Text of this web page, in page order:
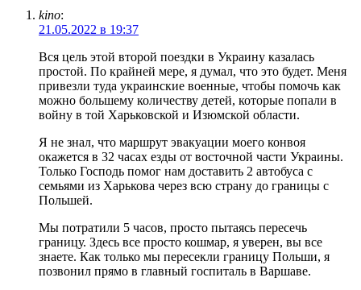
kino:
21.05.2022 в 19:37
Вся цель этой второй поездки в Украину казалась
простой. По крайней мере, я думал, что это будет. Меня
привезли туда украинские военные, чтобы помочь как
можно большему количеству детей, которые попали в
войну в той Харьковской и Изюмской области.
Я не знал, что маршрут эвакуации моего конвоя
окажется в 32 часах езды от восточной части Украины.
Только Господь помог нам доставить 2 автобуса с
семьями из Харькова через всю страну до границы с
Польшей.
Мы потратили 5 часов, просто пытаясь пересечь
границу. Здесь все просто кошмар, я уверен, вы все
знаете. Как только мы пересекли границу Польши, я
позвонил прямо в главный госпиталь в Варшаве.